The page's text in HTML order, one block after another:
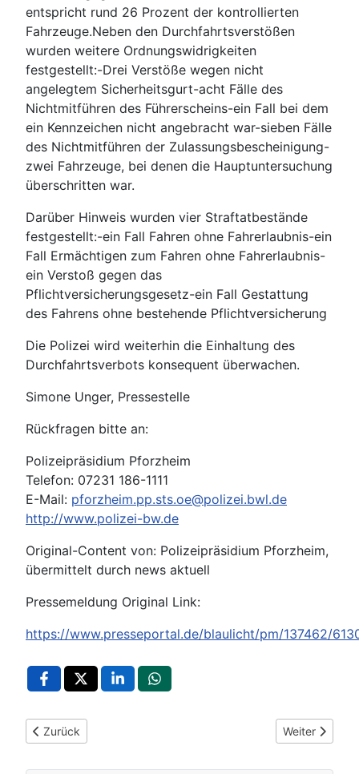
entspricht rund 26 Prozent der kontrollierten
Fahrzeuge.Neben den Durchfahrtsverstößen
wurden weitere Ordnungswidrigkeiten
festgestellt:-Drei Verstöße wegen nicht
angelegtem Sicherheitsgurt-acht Fälle des
Nichtmitführen des Führerscheins-ein Fall bei dem
ein Kennzeichen nicht angebracht war-sieben Fälle
des Nichtmitführen der Zulassungsbescheinigung-
zwei Fahrzeuge, bei denen die Hauptuntersuchung
überschritten war.
Darüber Hinweis wurden vier Straftatbestände
festgestellt:-ein Fall Fahren ohne Fahrerlaubnis-ein
Fall Ermächtigen zum Fahren ohne Fahrerlaubnis-
ein Verstoß gegen das
Pflichtversicherungsgesetz-ein Fall Gestattung
des Fahrens ohne bestehende Pflichtversicherung
Die Polizei wird weiterhin die Einhaltung des
Durchfahrtsverbots konsequent überwachen.
Simone Unger, Pressestelle
Rückfragen bitte an:
Polizeipräsidium Pforzheim
Telefon: 07231 186-1111
E-Mail: pforzheim.pp.sts.oe@polizei.bwl.de
http://www.polizei-bw.de
Original-Content von: Polizeipräsidium Pforzheim,
übermittelt durch news aktuell
Pressemeldung Original Link:
https://www.presseportal.de/blaulicht/pm/137462/
Vorheriger Beitrag: POL-Pforzheim: (FDS) Horb am Neckar -
Zurück Nächster
Weiter